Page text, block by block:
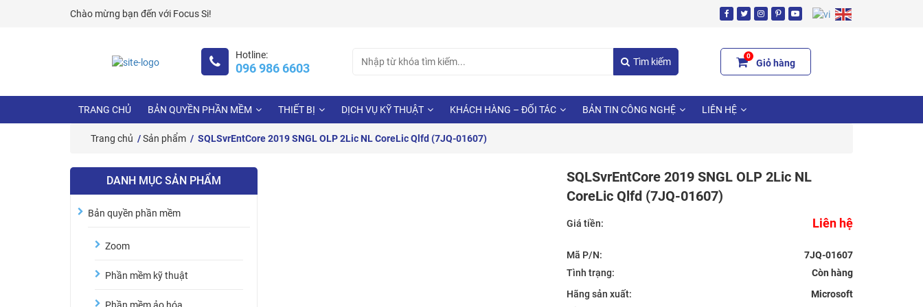
Chào mừng bạn đến với Focus Si!
Hotline:
096 986 6603
for:
Tìm kiếm
0
Giỏ hàng
TRANG CHỦ BẢN QUYỀN PHẦN MỀM THIẾT BỊ DỊCH VỤ KỸ THUẬT KHÁCH HÀNG – ĐỐI TÁC BẢN TIN CÔNG NGHỆ LIÊN HỆ
Trang chủ /Sản phẩm / SQLSvrEntCore 2019 SNGL OLP 2Lic NL CoreLic Qlfd (7JQ-01607)
DANH MỤC SẢN PHẨM
Bản quyền phần mềm
Zoom
Phần mềm kỹ thuật
SQLSvrEntCore 2019 SNGL OLP 2Lic NL
CoreLic Qlfd (7JQ-01607)
Giá tiền: Liên hệ
Mã P/N:
7JQ-01607
Tình trạng:
Hãng sản xuất:
Microsoft